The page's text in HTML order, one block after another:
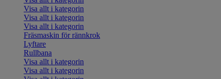
Visa allt i kategorin
Visa allt i kategorin
Visa allt i kategorin
Fräsmaskin för rännkrok
Lyftare
Rullbana
Visa allt i kategorin
Visa allt i kategorin